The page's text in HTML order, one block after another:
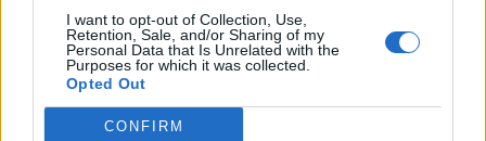
I want to opt-out of Collection, Use,
Retention, Sale, and/or Sharing of my
Personal Data that Is Unrelated with the
Purposes for which it was collected.
Opted Out
CONFIRM